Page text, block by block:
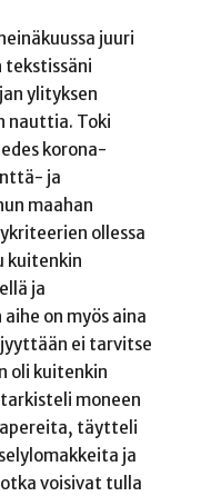
juuri
tekstissäni
ylityksen
nauttia. Toki
korona-
ja
maahan
ollessa
kuitenkin
ja
on myös aina
ei tarvitse
oli kuitenkin
moneen
täytteli
ja
voisivat tulla